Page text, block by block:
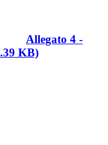
Allegato 4 -
KB)